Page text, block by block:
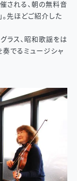
される、朝の無料音
。先ほどご紹介した
ラス、昭和歌謡をは
奏でるミュージシャ